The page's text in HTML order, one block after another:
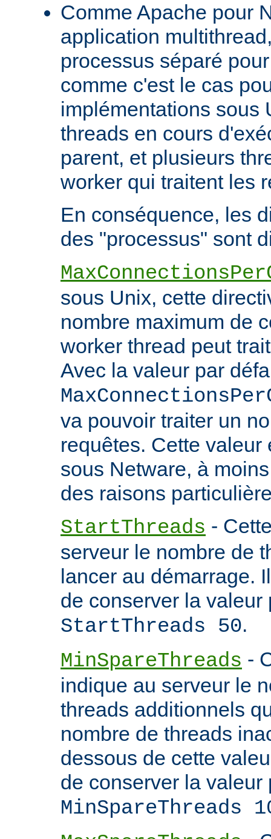
Comme Apache pour
application
processus séparé
comme c'est le cas
implémentations sous
threads en cours
parent, et plusieurs
worker qui traitent les
En conséquence, les
des "processus" sont
sous Unix, cette
nombre maximum de
worker thread peut
Avec la valeur par
va pouvoir traiter un
requêtes. Cette valeur
sous Netware, à
des raisons
StartThreads -
serveur le nombre de
lancer au démarrage.
de conserver la valeur
StartThreads 50.
MinSpareThreads -
indique au serveur le
threads additionnels
nombre de threads
dessous de cette
de conserver la valeur
MinSpareThreads